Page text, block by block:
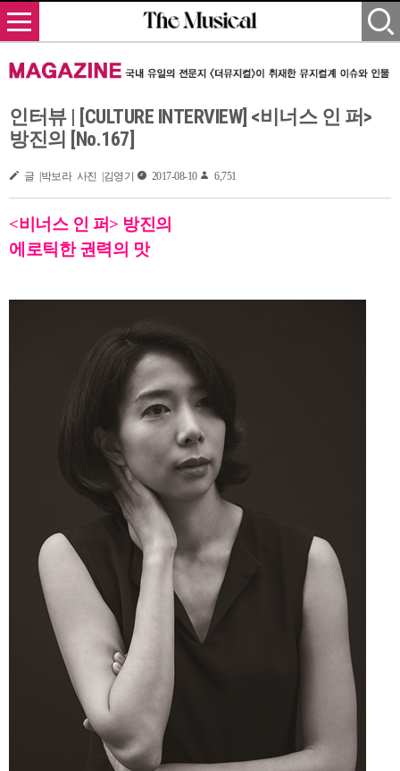
인터뷰 | [CULTURE INTERVIEW] <비너스 인 퍼>
방진의 [No.167]
글 |박보라 사진 |김영기 2017-08-10 6,751
<비너스 인 퍼> 방진의
에로틱한권력의 맛